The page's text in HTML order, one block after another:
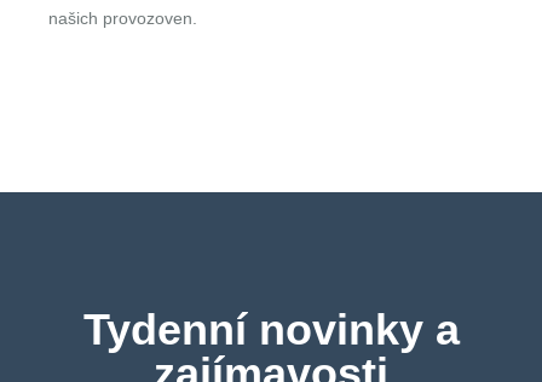
našich provozoven.
Tydenní novinky a